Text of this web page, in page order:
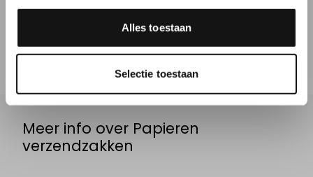
Alles toestaan
Selectie toestaan
Bekijk meer reviews
Meer info over Papieren
verzendzakken